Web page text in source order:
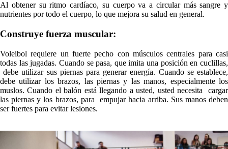
Al obtener su ritmo cardíaco, su cuerpo va a circular más sangre y
nutrientes por todo el cuerpo, lo que mejora su salud en general.
Construye fuerza muscular:
Voleibol requiere un fuerte pecho con músculos centrales para casi
todas las jugadas. Cuando se pasa, que imita una posición en cuclillas,
debe utilizar sus piernas para generar energía. Cuando se establece,
debe utilizar los brazos, las piernas y las manos, especialmente los
muslos. Cuando el balón está llegando a usted, usted necesita cargar
las piernas y los brazos, para empujar hacia arriba. Sus manos deben
ser fuertes para evitar lesiones.